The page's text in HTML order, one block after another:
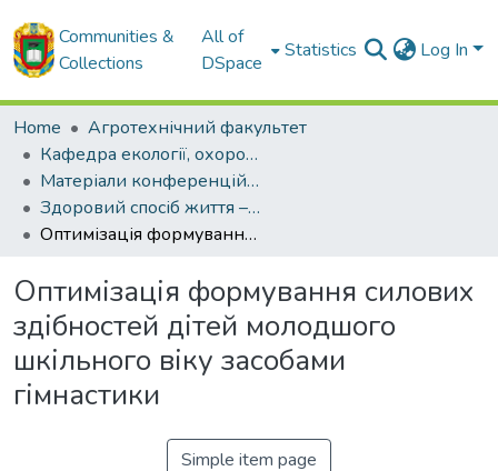
Communities &
Collections
All of
DSpace
Statistics Log In
Home
Агротехнічний факультет
Кафедра екології, охорони навколишнього середовища та здорового способу життя
Матеріали конференцій кафедри екології, охорони навколишнього середовища та здорового способу життя
Здоровий спосіб життя – здорова нація – здорове суспільство
Оптимізація формування силових здібностей дітей молодшого шкільного віку засобами гімнастики
Оптимізація формування силових
здібностей дітей молодшого
шкільного віку засобами
гімнастики
Simple item page